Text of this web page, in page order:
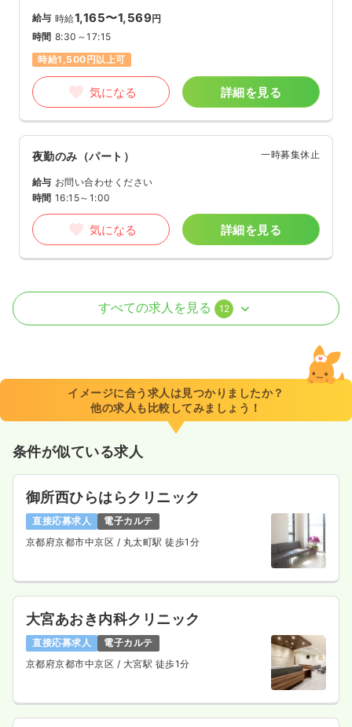
給与 時給1,165〜1,569円
時間 8:30～17:15
時給1,500円以上可
気になる 詳細を見る
夜勤のみ（パート） 一時募集休止
給与 お問い合わせください
時間 16:15～1:00
気になる 詳細を見る
外来
8:30～17:15
時給1,500円以上可
気になる
外来助産師 一般病院
一時募集休止
給与 時給1,165〜1,569円
時間 8:30～17:15
時給1,500円以上可
気になる 詳細を見る
すべての求人を見る 12
イメージに合う求人は見つかりましたか？
他の求人も比較してみましょう！
条件が似ている求人
御所西ひらはらクリニック
直接応募求人
電子カルテ
京都府京都市中京区 / 丸太町駅 徒歩1分
大宮あおき内科クリニック
直接応募求人
電子カルテ
京都府京都市中京区 / 大宮駅 徒歩1分